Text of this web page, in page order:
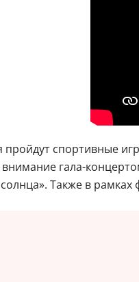
пройдут спортивные
гала-
Также в рамках